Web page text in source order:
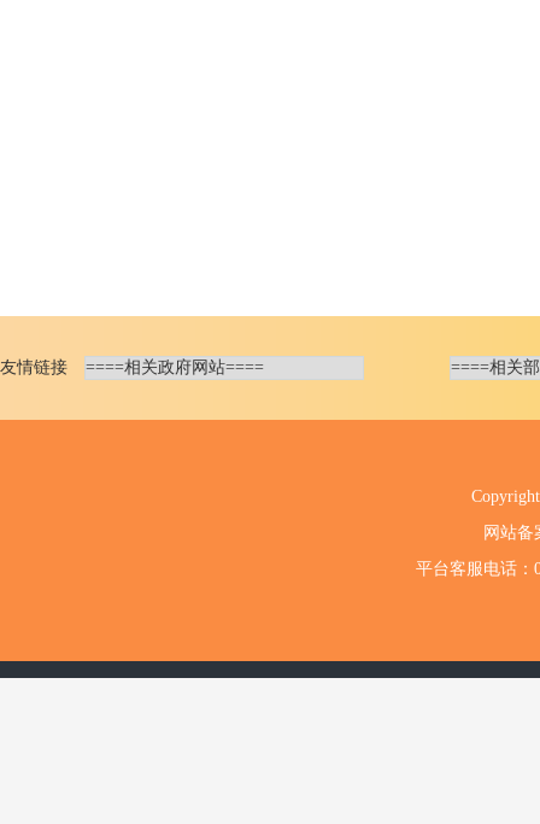
友情链接
网站
平台客服电话：